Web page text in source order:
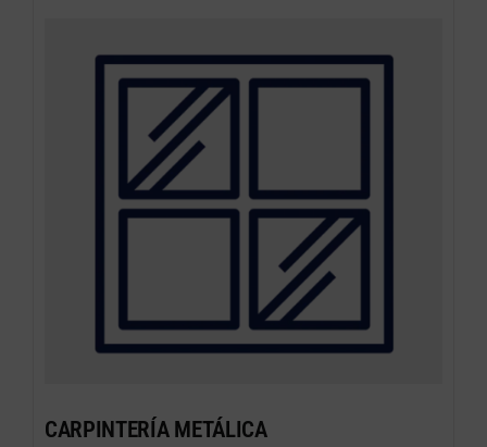
CARPINTERÍA METÁLICA